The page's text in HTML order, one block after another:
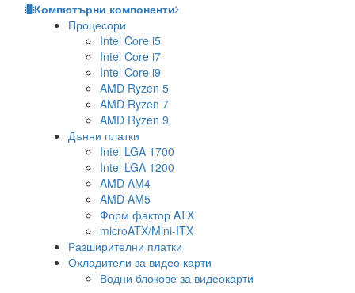
Компютърни компоненти
Процесори
Intel Core i5
Intel Core i7
Intel Core i9
AMD Ryzen 5
AMD Ryzen 7
AMD Ryzen 9
Дънни платки
Intel LGA 1700
Intel LGA 1200
AMD AM4
AMD AM5
Форм фактор ATX
microATX/Mini-ITX
Разширителни платки
Охладители за видео карти
Водни блокове за видеокарти